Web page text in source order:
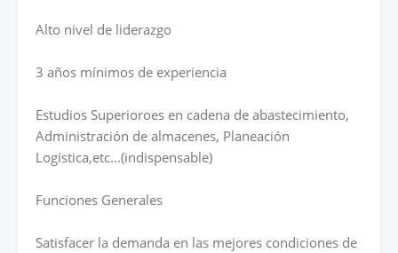
Alto nivel de liderazgo
3 años mínimos de experiencia
Estudios Superioroes en cadena de abastecimiento,
Administración de almacenes, Planeación
Logística,etc...(indispensable)
Funciones Generales
Satisfacer la demanda en las mejores condiciones de